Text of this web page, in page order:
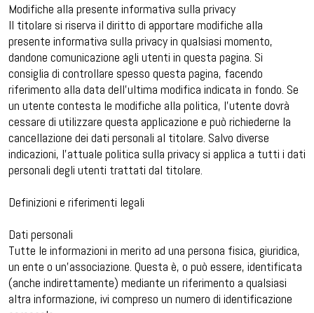
Modifiche alla presente informativa sulla privacy
Il titolare si riserva il diritto di apportare modifiche alla
presente informativa sulla privacy in qualsiasi momento,
dandone comunicazione agli utenti in questa pagina. Si
consiglia di controllare spesso questa pagina, facendo
riferimento alla data dell’ultima modifica indicata in fondo. Se
un utente contesta le modifiche alla politica, l’utente dovrà
cessare di utilizzare questa applicazione e può richiederne la
cancellazione dei dati personali al titolare. Salvo diverse
indicazioni, l’attuale politica sulla privacy si applica a tutti i dati
personali degli utenti trattati dal titolare.
Definizioni e riferimenti legali
Dati personali
Tutte le informazioni in merito ad una persona fisica, giuridica,
un ente o un’associazione. Questa è, o può essere, identificata
(anche indirettamente) mediante un riferimento a qualsiasi
altra informazione, ivi compreso un numero di identificazione